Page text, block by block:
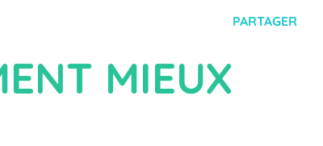
PARTAGER
MIEUX